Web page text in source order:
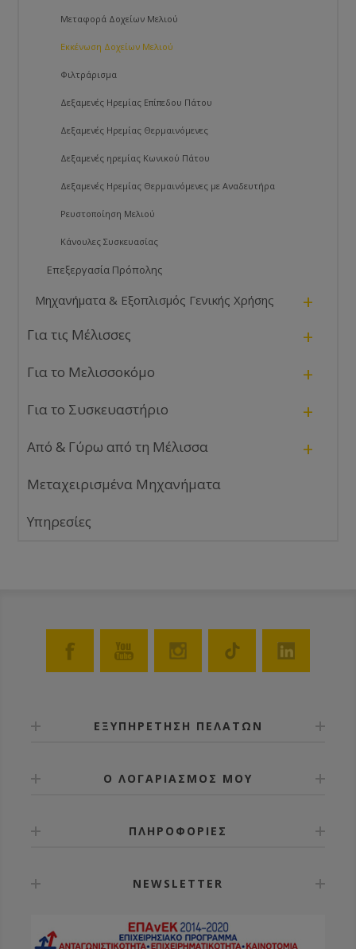
Μεταφορά Δοχείων Μελιού
Εκκένωση Δοχείων Μελιού
Φιλτράρισμα
Δεξαμενές Ηρεμίας Επίπεδου Πάτου
Δεξαμενές Ηρεμίας Θερμαινόμενες
Δεξαμενές ηρεμίας Κωνικού Πάτου
Δεξαμενές Ηρεμίας Θερμαινόμενες με Αναδευτήρα
Ρευστοποίηση Μελιού
Κάνουλες Συσκευασίας
Επεξεργασία Πρόπολης
Μηχανήματα & Εξοπλισμός Γενικής Χρήσης +
Για τις Μέλισσες +
Για το Μελισσοκόμο +
Για το Συσκευαστήριο +
Από & Γύρω από τη Μέλισσα +
Μεταχειρισμένα Μηχανήματα
Υπηρεσίες
ΕΞΥΠΗΡΕΤΗΣΗ ΠΕΛΑΤΩΝ
Ο ΛΟΓΑΡΙΑΣΜΟΣ ΜΟΥ
ΠΛΗΡΟΦΟΡΙΕΣ
NEWSLETTER